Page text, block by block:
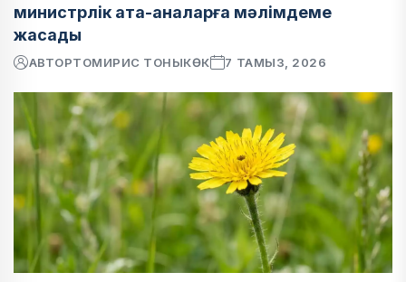
министрлік ата-аналарға мәлімдеме
жасады
АВТОРТОМИРИС ТОНЫКӨК 7 ТАМЫЗ, 2026